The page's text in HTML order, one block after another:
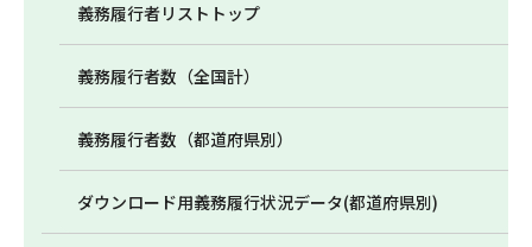
義務履行者リストトップ
義務履行者数（全国計）
義務履行者数（都道府県別）
ダウンロード用義務履行状況データ(都道府県別)